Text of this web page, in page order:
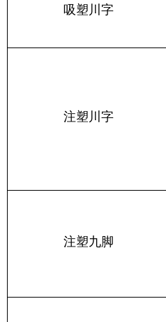
吸塑川字
注塑川字
注塑九脚